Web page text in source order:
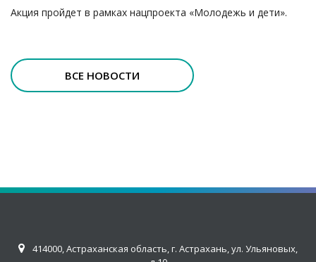
Акция пройдет в рамках нацпроекта «Молодежь и дети».
ВСЕ НОВОСТИ
414000, Астраханская область, г. Астрахань, ул. Ульяновых,